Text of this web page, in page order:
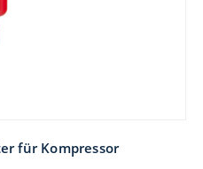
für Kompressor